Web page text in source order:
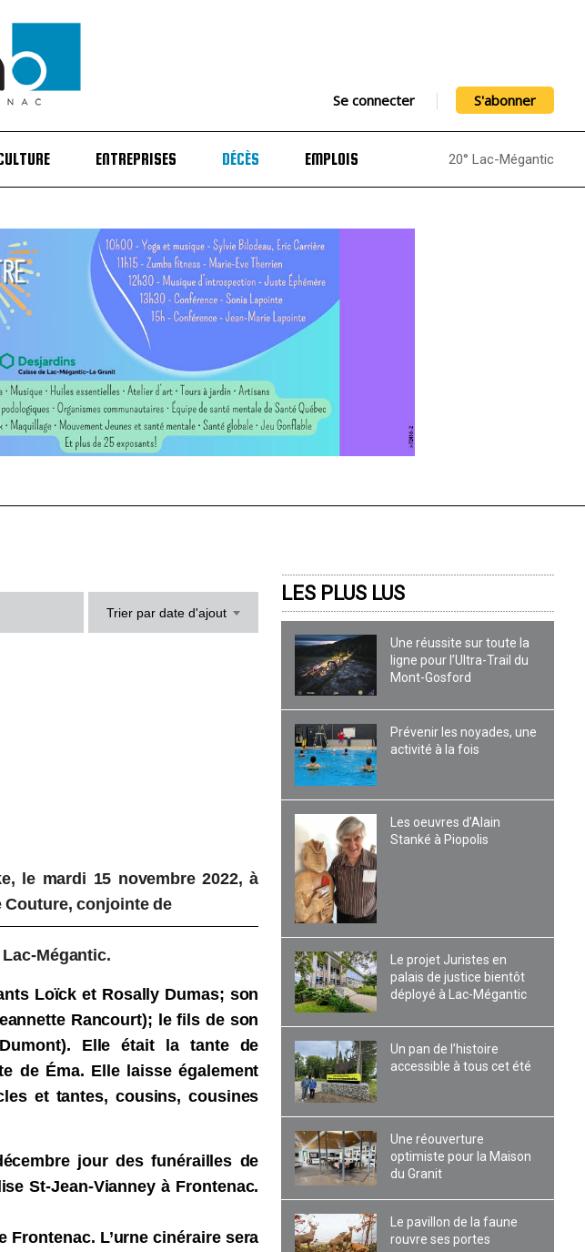
Se connecter S'abonner
ENTREPRISES DÉCÈS EMPLOIS 20° Lac-Mégantic
Trier par date d'ajout
le mardi 15 novembre 2022, à
Couture, conjointe de
Mégantic.
Loïck et Rosally Dumas; son
Rancourt); le fils de son
Elle était la tante de
de Éma. Elle laisse également
et tantes, cousins, cousines
jour des funérailles de
St-Jean-Vianney à Frontenac.
Frontenac. L’urne cinéraire sera
LES PLUS LUS
Une réussite sur toute la
ligne pour l’Ultra-Trail du
Mont-Gosford
Prévenir les noyades, une
activité à la fois
Les oeuvres d’Alain
Stanké à Piopolis
Le projet Juristes en
palais de justice bientôt
déployé à Lac-Mégantic
Un pan de l’histoire
accessible à tous cet été
Une réouverture
optimiste pour la Maison
du Granit
Le pavillon de la faune
rouvre ses portes